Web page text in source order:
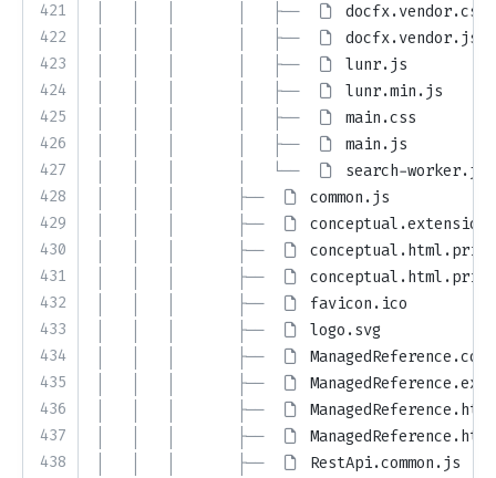
421
422
423
424
425
426
427
428
429
430
431
432
433
434
435
436
437
438
│   │   │       │   ├──
docfx.vendor.css
│   │   │       │   ├──
docfx.vendor.js
│   │   │       │   ├──
lunr.js
│   │   │       │   ├──
lunr.min.js
│   │   │       │   ├──
main.css
│   │   │       │   ├──
main.js
│   │   │       │   └──
search-worker.js
│   │   │       ├──
common.js
│   │   │       ├──
│   │   │       ├──
│   │   │       ├──
│   │   │       ├──
favicon.ico
│   │   │       ├──
logo.svg
│   │   │       ├──
│   │   │       ├──
│   │   │       ├──
│   │   │       ├──
│   │   │       ├──
RestApi.common.js